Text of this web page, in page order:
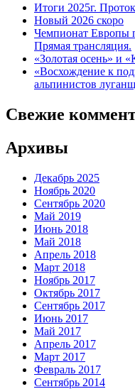
Итоги 2025г.
Новый 2026 скоро
Чемпионат Европы
Прямая трансляция.
«Золотая осень» и
«Восхождение к
альпинистов
Свежие
Архивы
Декабрь 2025
Ноябрь 2020
Сентябрь 2020
Май 2019
Июнь 2018
Май 2018
Апрель 2018
Март 2018
Ноябрь 2017
Октябрь 2017
Сентябрь 2017
Июнь 2017
Май 2017
Апрель 2017
Март 2017
Февраль 2017
Сентябрь 2014